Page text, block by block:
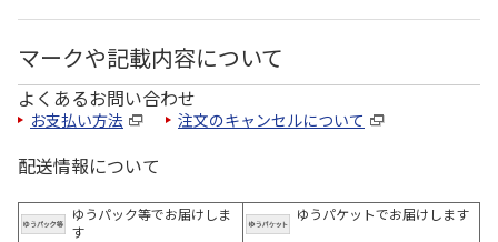
マークや記載内容について
よくあるお問い合わせ
お支払い方法 注文のキャンセルについて
配送情報について
ゆうパック等でお届けしま
す
ゆうパケットでお届けします